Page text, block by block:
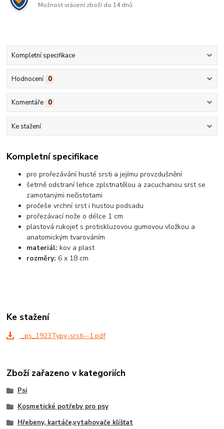
Možnost vrácení zboží do 14 dnů
Kompletní specifikace
Hodnocení 0
Komentáře 0
Ke stažení
Kompletní specifikace
pro prořezávání husté srsti a jejímu provzdušnění
šetrně odstraní lehce zplstnatělou a zacuchanou srst se
zamotanými nečistotami
pročeše vrchní srst i hustou podsadu
prořezávací nože o délce 1 cm
plastová rukojeť s protiskluzovou gumovou vložkou a
anatomickým tvarováním
materiál: kov a plast
rozměry: 6 x 18 cm
Ke stažení
_ps_1923Typy-srsti--1.pdf
Zboží zařazeno v kategoriích
Psi
Kosmetické potřeby pro psy
Hřebeny, kartáče,vytahovače klíšťat